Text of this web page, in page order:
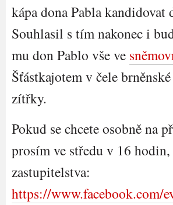
kápa dona Pabla
Souhlasil s tím nakonec i
mu don Pablo vše ve
Šťástkajotem v čele
zítřky.
Pokud se chcete osobně na
prosím ve středu v 16
zastupitelstva:
https://www.facebook.com/